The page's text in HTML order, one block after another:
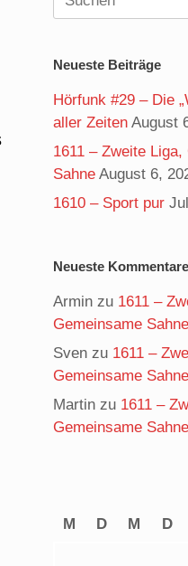
nach:
Neueste Beiträge
Hörfunk #29 – Die
aller Zeiten August
1611 – Zweite
Sahne August 6,
1610 – Sport pur
Neueste Kommentare
Armin zu 1611 –
Gemeinsame Sahne
Sven zu 1611 –
Gemeinsame Sahne
Martin zu 1611 –
Gemeinsame Sahne
M
D M D